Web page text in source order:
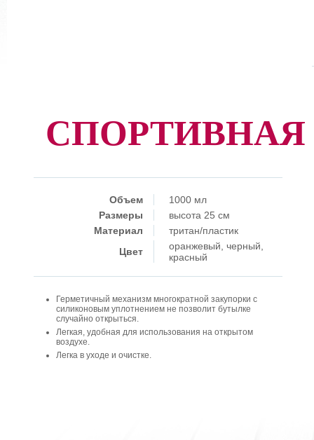
СПОРТИВНАЯ
Объем
1000 мл
Размеры
высота 25 см
Материал
тритан/пластик
Цвет
оранжевый, черный,
красный
Герметичный механизм многократной закупорки с
силиконовым уплотнением не позволит бутылке
случайно открыться.
Легкая, удобная для использования на открытом
воздухе.
Легка в уходе и очистке.